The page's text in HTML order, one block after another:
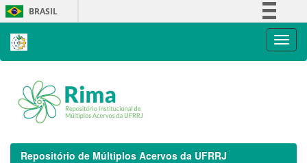
Skip
navigation
BRASIL
Repositório de Múltiplos Acervos da UFRRJ